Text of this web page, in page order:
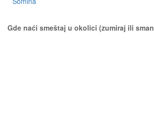
Gde naći smeštaj u okolici (zumiraj ili